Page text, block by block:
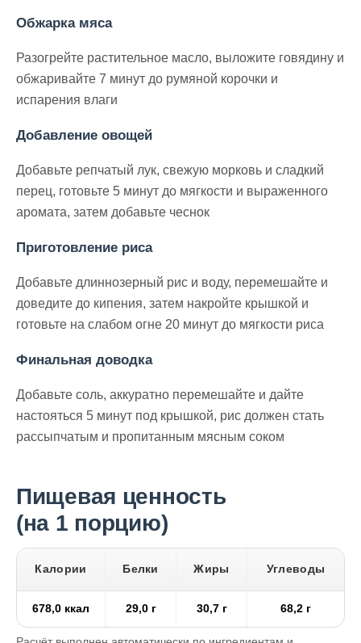
Обжарка мяса
Разогрейте растительное масло, выложите говядину и
обжаривайте 7 минут до румяной корочки и
испарения влаги
Добавление овощей
Добавьте репчатый лук, свежую морковь и сладкий
перец, готовьте 5 минут до мягкости и выраженного
аромата, затем добавьте чеснок
Приготовление риса
Добавьте длиннозерный рис и воду, перемешайте и
доведите до кипения, затем накройте крышкой и
готовьте на слабом огне 20 минут до мягкости риса
Финальная доводка
Добавьте соль, аккуратно перемешайте и дайте
настояться 5 минут под крышкой, рис должен стать
рассыпчатым и пропитанным мясным соком
Пищевая ценность
(на 1 порцию)
Калории Белки Жиры Углеводы
678,0 ккал 29,0 г 30,7 г 68,2 г